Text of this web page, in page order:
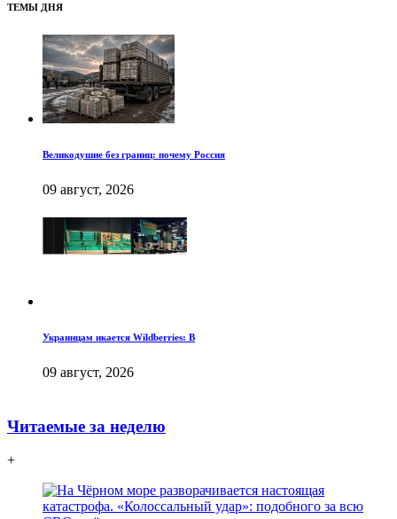
ТЕМЫ ДНЯ
Великодушие без границ: почему Россия
09 август, 2026
Украинцам икается Wildberries: В
09 август, 2026
Читаемые за неделю
+